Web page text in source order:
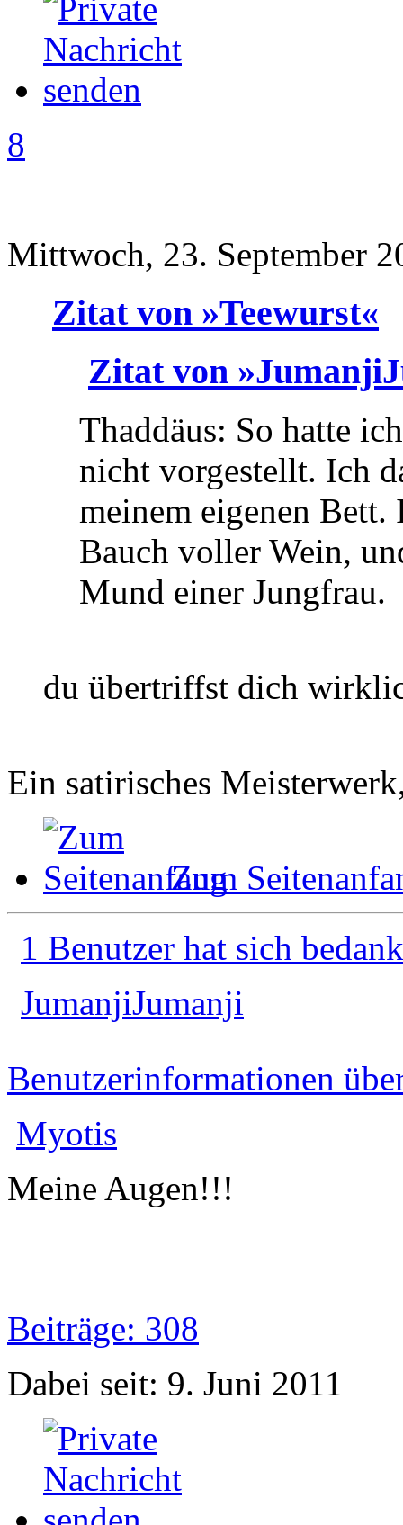
8
Mittwoch, 23. September
Zitat von »Teewurst«
Zitat von
Thaddäus: So hatte
nicht vorgestellt. Ich
meinem eigenen
Bauch voller Wein,
Mund einer Jungfrau.
du übertriffst dich
Ein satirisches
Zum
1 Benutzer hat sich
JumanjiJumanji
Benutzerinformationen
Myotis
Meine Augen!!!
Beiträge: 308
Dabei seit: 9. Juni 2011